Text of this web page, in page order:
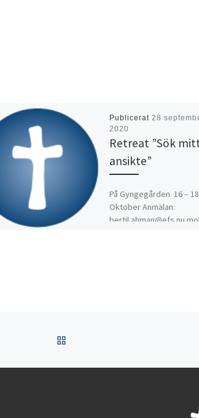
Publicerat 28
2020
Retreat ”Sök
ansikte”
På Gyngegården 16 – 18
Oktober Anmälan:
bertil.ahman@efs.nu